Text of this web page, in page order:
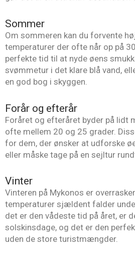
Sommer
Om sommeren kan du forvente
temperaturer der ofte når op på
perfekte tid til at nyde øens
svømmetur i det klare blå vand,
en god bog i skyggen.
Forår og efterår
Foråret og efteråret byder på lidt
ofte mellem 20 og 25 grader.
for dem, der ønsker at udforske
eller måske tage på en sejltur
Vinter
Vinteren på Mykonos er
temperaturer sjældent falder
det er den vådeste tid på året, er
solskinsdage, og det er den
uden de store turistmængder.